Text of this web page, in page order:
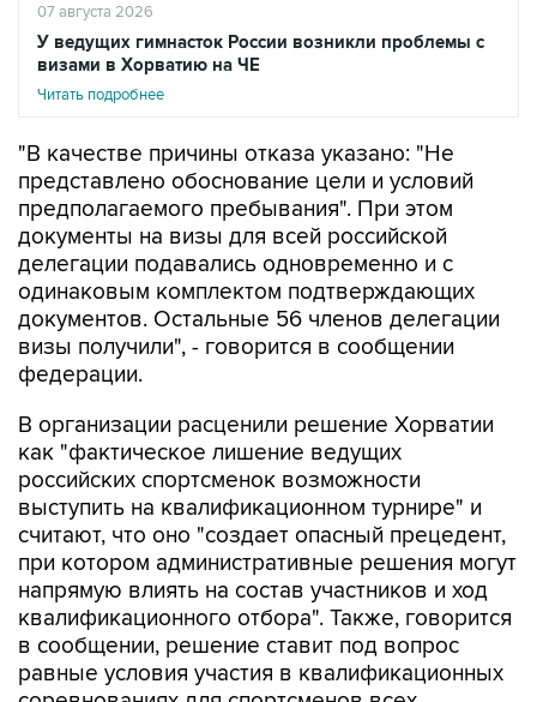
07 августа 2026
У ведущих гимнасток России возникли проблемы с
визами в Хорватию на ЧЕ
Читать подробнее
"В качестве причины отказа указано: "Не
представлено обоснование цели и условий
предполагаемого пребывания". При этом
документы на визы для всей российской
делегации подавались одновременно и с
одинаковым комплектом подтверждающих
документов. Остальные 56 членов делегации
визы получили", - говорится в сообщении
федерации.
В организации расценили решение Хорватии
как "фактическое лишение ведущих
российских спортсменок возможности
выступить на квалификационном турнире" и
считают, что оно "создает опасный прецедент,
при котором административные решения могут
напрямую влиять на состав участников и ход
квалификационного отбора". Также, говорится
в сообщении, решение ставит под вопрос
равные условия участия в квалификационных